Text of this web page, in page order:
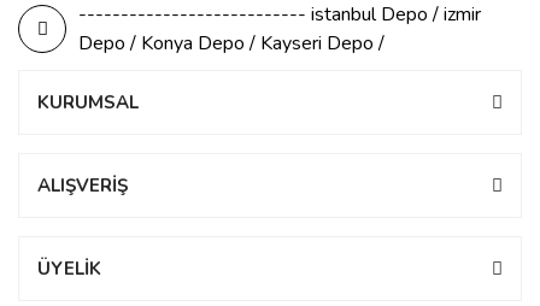
--------------------------- istanbul Depo / izmir
Depo / Konya Depo / Kayseri Depo /
KURUMSAL
ALIŞVERİŞ
ÜYELİK